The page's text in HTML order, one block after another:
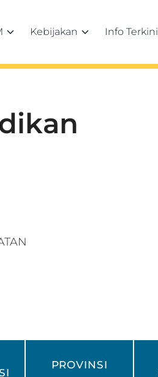
Kebijakan Info Terkini
PROVINSI